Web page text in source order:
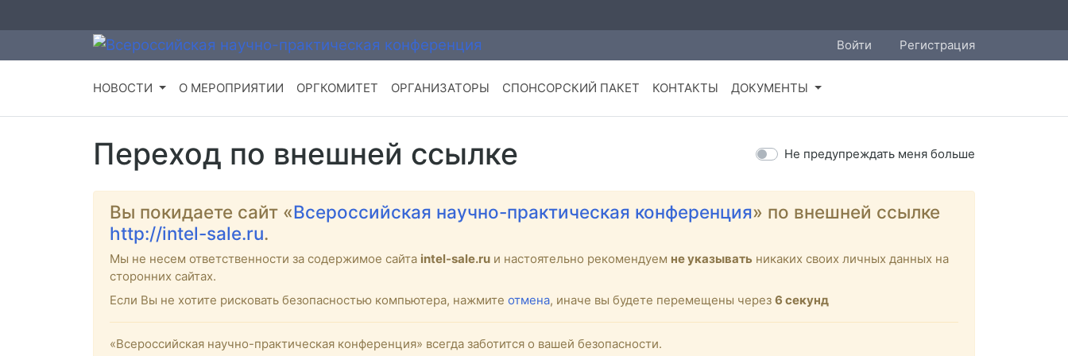
Войти Регистрация
НОВОСТИ О МЕРОПРИЯТИИ ОРГКОМИТЕТ ОРГАНИЗАТОРЫ СПОНСОРСКИЙ ПАКЕТ КОНТАКТЫ ДОКУМЕНТЫ
Переход по внешней ссылке Не предупреждать меня больше
Вы покидаете сайт «Всероссийская научно-практическая конференция» по внешней ссылке
http://intel-sale.ru.
Мы не несем ответственности за содержимое сайта intel-sale.ru и настоятельно рекомендуем не указывать никаких своих личных данных на
сторонних сайтах.
Если Вы не хотите рисковать безопасностью компьютера, нажмите отмена, иначе вы будете перемещены через 6 секунд
«Всероссийская научно-практическая конференция» всегда заботится о вашей безопасности.